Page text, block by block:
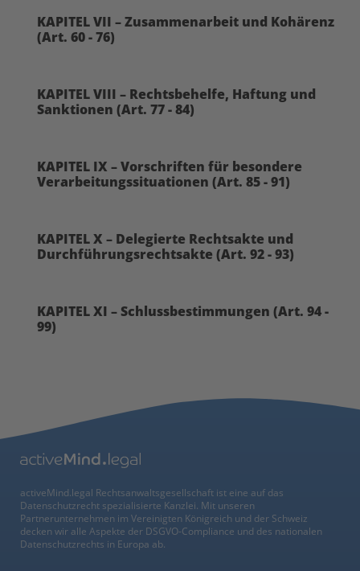
KAPITEL VII – Zusammenarbeit und Kohärenz
(Art. 60 - 76)
KAPITEL VIII – Rechtsbehelfe, Haftung und
Sanktionen (Art. 77 - 84)
KAPITEL IX – Vorschriften für besondere
Verarbeitungssituationen (Art. 85 - 91)
KAPITEL X – Delegierte Rechtsakte und
Durchführungsrechtsakte (Art. 92 - 93)
KAPITEL XI – Schlussbestimmungen (Art. 94 -
99)
activeMind.legal Rechtsanwaltsgesellschaft ist eine auf das
Datenschutzrecht spezialisierte Kanzlei. Mit unseren
Partnerunternehmen im Vereinigten Königreich und der Schweiz
decken wir alle Aspekte der DSGVO-Compliance und des nationalen
Datenschutzrechts in Europa ab.